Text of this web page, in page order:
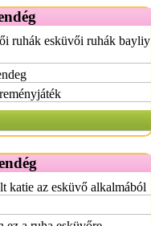
ruhák esküvői ruhák bayliy
katie az esküvő alkalmából